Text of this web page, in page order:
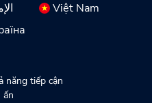
Việt Nam
năng tiếp cận
ấn